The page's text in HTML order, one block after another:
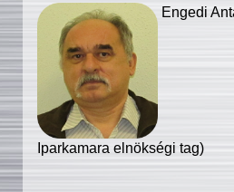
Engedi
Iparkamara elnökségi tag)